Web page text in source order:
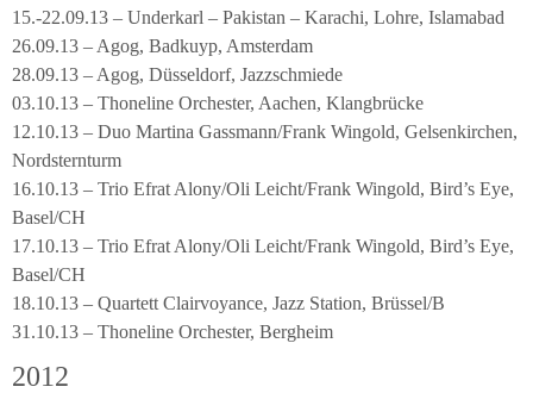
15.-22.09.13 – Underkarl – Pakistan – Karachi, Lohre, Islamabad
26.09.13 – Agog, Badkuyp, Amsterdam
28.09.13 – Agog, Düsseldorf, Jazzschmiede
03.10.13 – Thoneline Orchester, Aachen, Klangbrücke
12.10.13 – Duo Martina Gassmann/Frank Wingold, Gelsenkirchen,
Nordsternturm
16.10.13 – Trio Efrat Alony/Oli Leicht/Frank Wingold, Bird’s Eye,
Basel/CH
17.10.13 – Trio Efrat Alony/Oli Leicht/Frank Wingold, Bird’s Eye,
Basel/CH
18.10.13 – Quartett Clairvoyance, Jazz Station, Brüssel/B
31.10.13 – Thoneline Orchester, Bergheim
2012